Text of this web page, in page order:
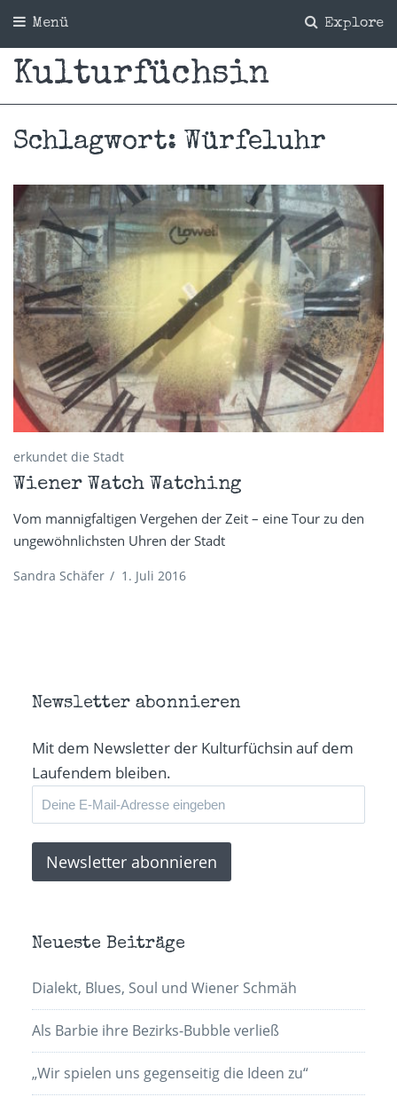
Explore
Menü
Kulturfüchsin
Schlagwort: Würfeluhr
erkundet die Stadt
Wiener Watch Watching
Vom mannigfaltigen Vergehen der Zeit – eine Tour zu den
ungewöhnlichsten Uhren der Stadt
Sandra Schäfer / 1. Juli 2016
Newsletter abonnieren
Mit dem Newsletter der Kulturfüchsin auf dem
Laufendem bleiben.
Neueste Beiträge
Dialekt, Blues, Soul und Wiener Schmäh
Als Barbie ihre Bezirks-Bubble verließ
„Wir spielen uns gegenseitig die Ideen zu“